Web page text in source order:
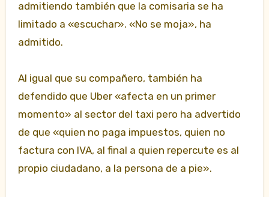
admitiendo también que la comisaria se ha
limitado a «escuchar». «No se moja», ha
admitido.
Al igual que su compañero, también ha
defendido que Uber «afecta en un primer
momento» al sector del taxi pero ha advertido
de que «quien no paga impuestos, quien no
factura con IVA, al final a quien repercute es al
propio ciudadano, a la persona de a pie».